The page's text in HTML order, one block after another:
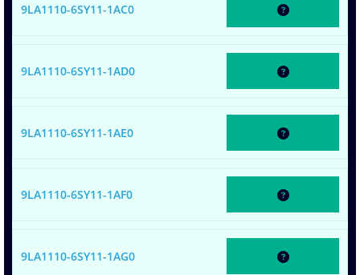
9LA1110-6SY11-1AC0
9LA1110-6SY11-1AD0
9LA1110-6SY11-1AE0
9LA1110-6SY11-1AF0
9LA1110-6SY11-1AG0